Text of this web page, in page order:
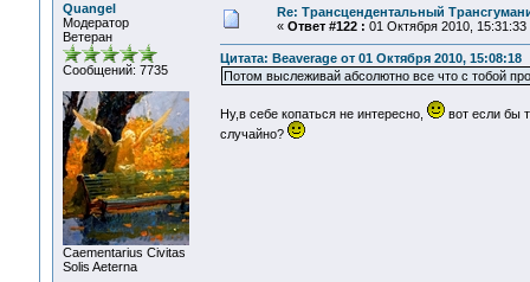
Quangel
Модератор
Ветеран
Сообщений: 7735
Сaementarius Civitas
Solis Aeterna
Re: Трансцендентальный
« Ответ #122 : 01 Октября 2010, 15:31:33
Цитата: Beaverage от 01 Октября 2010, 15:08:18
Потом выслеживай абсолютно все что с тобой
Ну,в себе копаться не интересно,
вот если бы
случайно?